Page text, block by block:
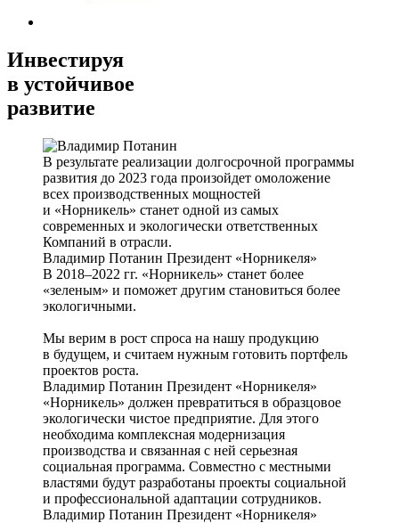
Инвестируя
в устойчивое
развитие
В результате реализации долгосрочной программы
развития до 2023 года произойдет омоложение
всех производственных мощностей
и «Норникель» станет одной из самых
современных и экологически ответственных
Компаний в отрасли.
Владимир Потанин Президент «Норникеля»
В 2018–2022 гг. «Норникель» станет более
«зеленым» и поможет другим становиться более
экологичными.
Мы верим в рост спроса на нашу продукцию
в будущем, и считаем нужным готовить портфель
проектов роста.
Владимир Потанин Президент «Норникеля»
«Норникель» должен превратиться в образцовое
экологически чистое предприятие. Для этого
необходима комплексная модернизация
производства и связанная с ней серьезная
социальная программа. Совместно с местными
властями будут разработаны проекты социальной
и профессиональной адаптации сотрудников.
Владимир Потанин Президент «Норникеля»